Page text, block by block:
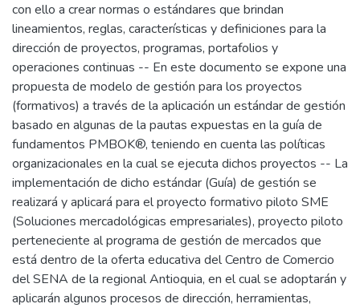
con ello a crear normas o estándares que brindan
lineamientos, reglas, características y definiciones para la
dirección de proyectos, programas, portafolios y
operaciones continuas -- En este documento se expone una
propuesta de modelo de gestión para los proyectos
(formativos) a través de la aplicación un estándar de gestión
basado en algunas de la pautas expuestas en la guía de
fundamentos PMBOK®, teniendo en cuenta las políticas
organizacionales en la cual se ejecuta dichos proyectos -- La
implementación de dicho estándar (Guía) de gestión se
realizará y aplicará para el proyecto formativo piloto SME
(Soluciones mercadológicas empresariales), proyecto piloto
perteneciente al programa de gestión de mercados que
está dentro de la oferta educativa del Centro de Comercio
del SENA de la regional Antioquia, en el cual se adoptarán y
aplicarán algunos procesos de dirección, herramientas,